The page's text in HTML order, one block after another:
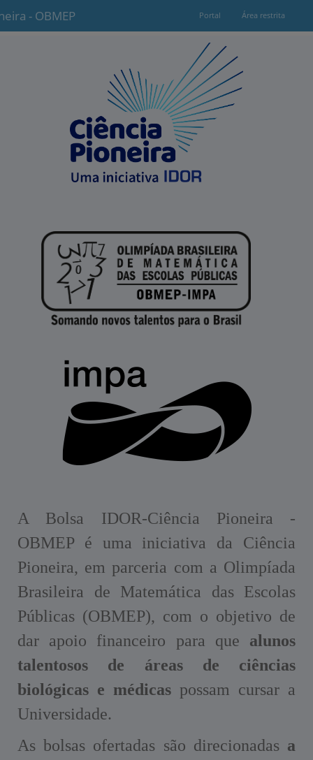
- OBMEP Portal Área restrita
A Bolsa IDOR-Ciência Pioneira -
OBMEP é uma iniciativa da Ciência
Pioneira, em parceria com a Olimpíada
Brasileira de Matemática das Escolas
Públicas (OBMEP), com o objetivo de
dar apoio financeiro para que alunos
talentosos de áreas de ciências
biológicas e médicas possam cursar a
Universidade.
As bolsas ofertadas são direcionadas a